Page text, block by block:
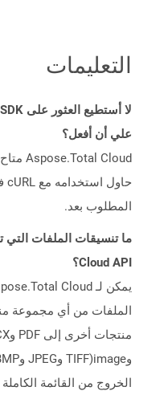
التعليمات
علي أن أفعل؟
المطلوب بعد.
Cloud API؟
الملفات من أي مجموعة
الخروج من القائمة